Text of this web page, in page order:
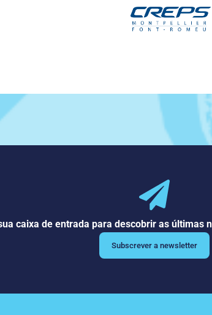
caixa de entrada para descobrir as últimas
Subscrever a newsletter